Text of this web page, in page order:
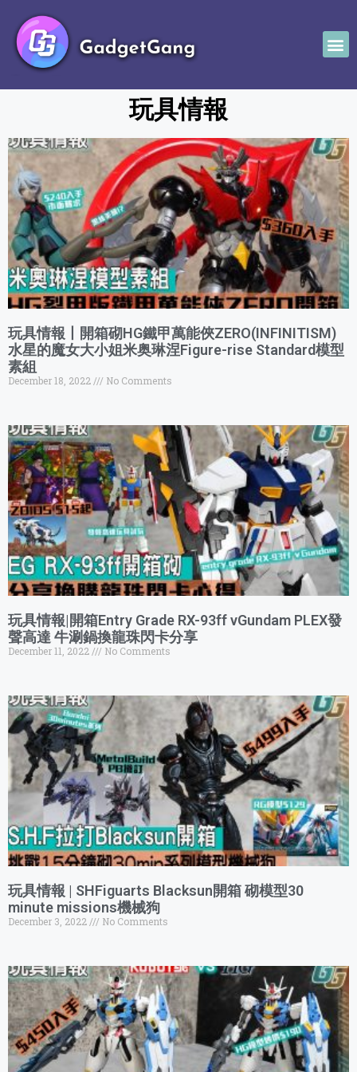
玩具情報
玩具情報丨開箱砌HG鐵甲萬能俠ZERO(INFINITISM)
水星的魔女大小姐米奥琳涅Figure-rise Standard模型
素組
December 18, 2022 No Comments
玩具情報|開箱Entry Grade RX-93ff vGundam PLEX發
聲高達 牛涮鍋換龍珠閃卡分享
December 11, 2022 No Comments
玩具情報 | SHFiguarts Blacksun開箱 砌模型30
minute missions機械狗
December 3, 2022 No Comments